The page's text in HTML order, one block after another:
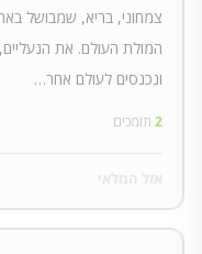
צמחוני, בריא, שמבושל
המולת העולם. את
ונכנסים לעולם אחר…
2 תומכים